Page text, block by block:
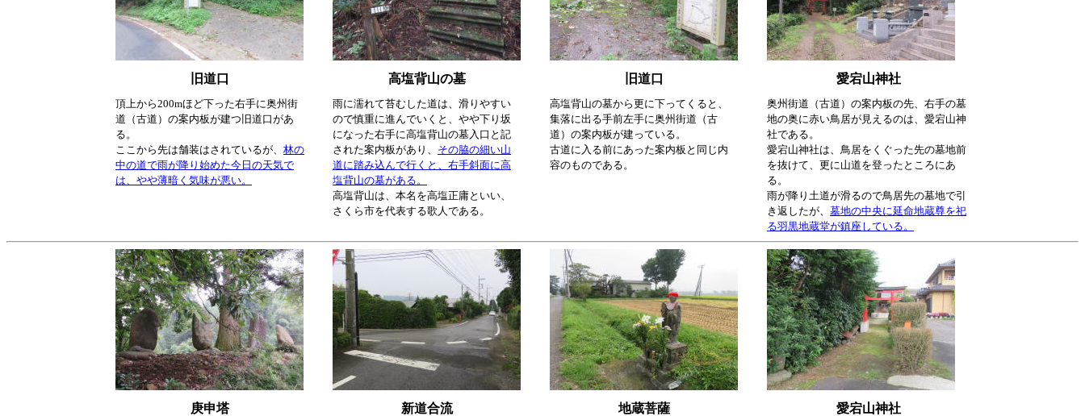
旧道口 高塩背山の墓 旧道口 愛宕山神社
頂上から200mほど下った右手に奥州街
道（古道）の案内板が建つ旧道口があ
る。
ここから先は舗装はされているが、 林の
中の道で雨が降り始めた今日の天気で
は、やや薄暗く気味が悪い。
雨に濡れて苔むした道は、滑りやすい
ので慎重に進んでいくと、やや下り坂
になった右手に高塩背山の墓入口と記
された案内板があり、 その脇の細い山
道に踏み込んで行くと、右手斜面に高
塩背山の墓がある。
高塩背山は、本名を高塩正庸といい、
さくら市を代表する歌人である。
高塩背山の墓から更に下ってくると、
集落に出る手前左手に奥州街道（古
道）の案内板が建っている。
古道に入る前にあった案内板と同じ内
容のものである。
奥州街道（古道）の案内板の先、右手の墓
地の奥に赤い鳥居が見えるのは、愛宕山神
社である。
愛宕山神社は、鳥居をくぐった先の墓地前
を抜けて、更に山道を登ったところにあ
る。
雨が降り土道が滑るので鳥居先の墓地で引
き返したが、 墓地の中央に延命地蔵尊を祀
る羽黒地蔵堂が鎮座している。
庚申塔 新道合流 地蔵菩薩 愛宕山神社